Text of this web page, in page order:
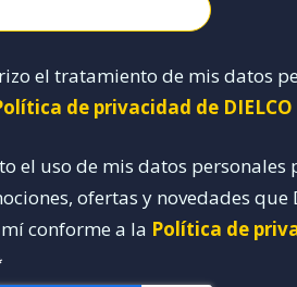
el tratamiento de mis datos
de privacidad de DIELCO
el uso de mis datos personales
ofertas y novedades que
conforme a la Política de